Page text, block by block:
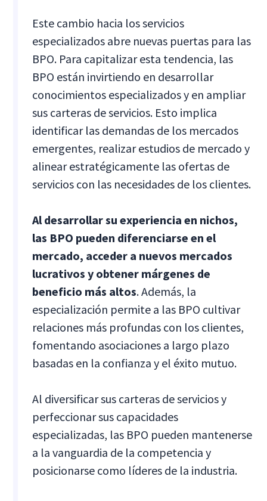
Este cambio hacia los servicios
especializados abre nuevas puertas para las
BPO. Para capitalizar esta tendencia, las
BPO están invirtiendo en desarrollar
conocimientos especializados y en ampliar
sus carteras de servicios. Esto implica
identificar las demandas de los mercados
emergentes, realizar estudios de mercado y
alinear estratégicamente las ofertas de
servicios con las necesidades de los clientes.
Al desarrollar su experiencia en nichos,
las BPO pueden diferenciarse en el
mercado, acceder a nuevos mercados
lucrativos y obtener márgenes de
beneficio más altos. Además, la
especialización permite a las BPO cultivar
relaciones más profundas con los clientes,
fomentando asociaciones a largo plazo
basadas en la confianza y el éxito mutuo.
Al diversificar sus carteras de servicios y
perfeccionar sus capacidades
especializadas, las BPO pueden mantenerse
a la vanguardia de la competencia y
posicionarse como líderes de la industria.